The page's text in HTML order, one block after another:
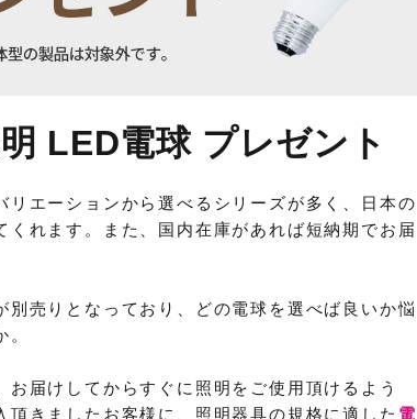
LED電球 プレゼント
エーションから選べるシリーズが多く、日本の
れます。また、国内在庫があれば短納期でお届
売りとなっており、どの電球を選べば良いか悩
届けしてからすぐに照明をご使用頂けるよう
きましたお客様に、照明器具の規格に適した 電